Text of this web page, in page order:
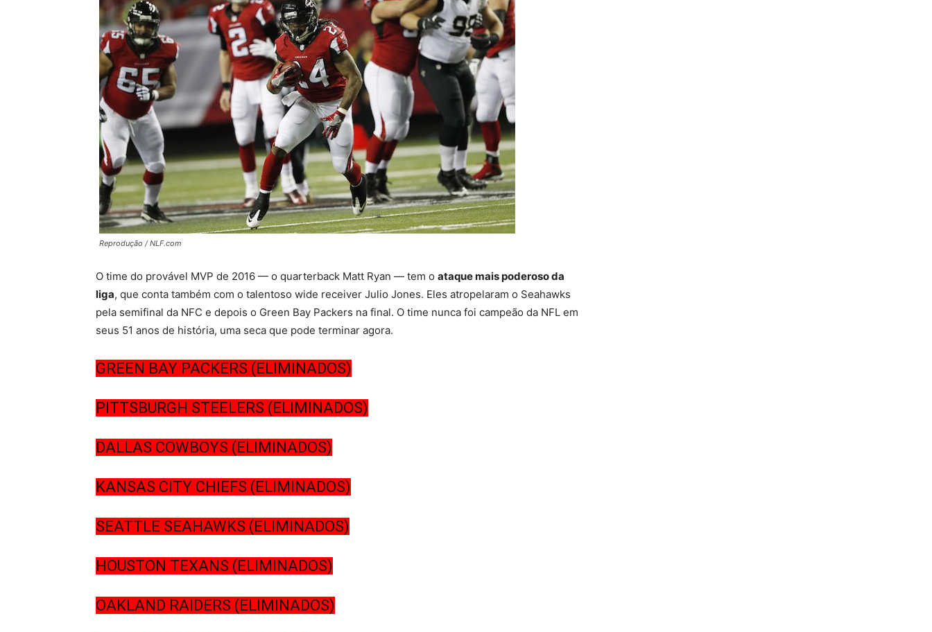
Reprodução / NLF.com
O time do provável MVP de 2016 — o quarterback Matt Ryan — tem o ataque mais poderoso da
liga, que conta também com o talentoso wide receiver Julio Jones. Eles atropelaram o Seahawks
pela semifinal da NFC e depois o Green Bay Packers na final. O time nunca foi campeão da NFL em
seus 51 anos de história, uma seca que pode terminar agora.
GREEN BAY PACKERS (ELIMINADOS)
PITTSBURGH STEELERS (ELIMINADOS)
DALLAS COWBOYS (ELIMINADOS)
KANSAS CITY CHIEFS (ELIMINADOS)
SEATTLE SEAHAWKS (ELIMINADOS)
HOUSTON TEXANS (ELIMINADOS)
OAKLAND RAIDERS (ELIMINADOS)